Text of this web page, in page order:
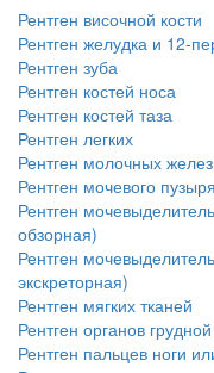
Рентген височной кости
Рентген желудка и 12-
Рентген зуба
Рентген костей носа
Рентген костей таза
Рентген легких
Рентген молочных
Рентген мочевого
Рентген
обзорная)
Рентген
экскреторная)
Рентген мягких тканей
Рентген органов грудной
Рентген пальцев ноги